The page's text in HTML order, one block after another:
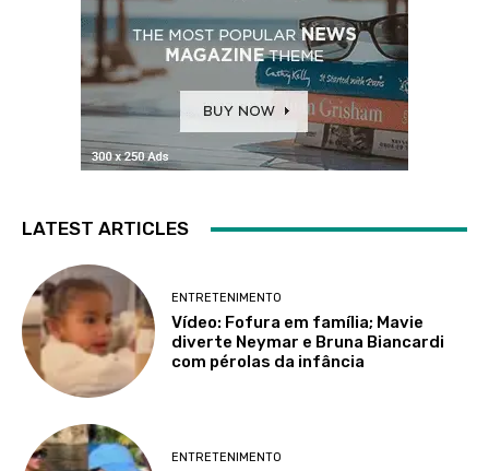
LATEST ARTICLES
ENTRETENIMENTO
Vídeo: Fofura em família; Mavie
diverte Neymar e Bruna Biancardi
com pérolas da infância
ENTRETENIMENTO